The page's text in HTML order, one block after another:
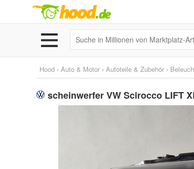
Hood › Auto & Motor › Autoteile & Zubehör ›
scheinwerfer VW Scirocco LIFT